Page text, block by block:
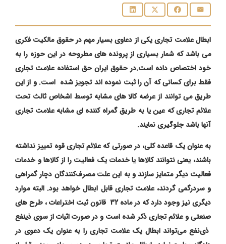
ابطال علامت تجاری یکی از دعاوی بسیار مهم در حقوق مالکیت فکری
می باشد که شمار بسیاری از پرونده های مطروحه در این حوزه را به
خود اختصاص داده است.در حقوق ایران حق استفاده علامت تجاری
فقط برای کسانی که آن را ثبت نموده اند تجویز شده است. و از این
طریق می توانند از عرضه کالا های مشابه توسط اشخاص ثالث تحت
علائم تجاری که عین یا به طریق گمراه کننده ای مشابه علامت تجاری
آنها باشد جلوگیری نمایند.
به عنوان یک قاعده کلی، در صورتی که علائم تجاری قوه تمییز نداشته
باشند، یعنی نتوانند کالاها یا خدمات یک فعالیت را از کالاها و خدمات
فعالیت دیگر متمایز سازند و به این علت مصرف‌کنندگان دچار گمراهی
و سردرگمی گردند، علامت تجاری قابل ابطال خواهد بود. البته موارد
دیگری نیز وجود دارد که در ماده 32 قانون ثبت اختراعات ، طرح های
صنعتی و علائم تجاری ذکر شده است و در صورت اثبات از سوی ذینفع
ذی‌نفع می‌تواند ابطال یک علامت تجاری را به عنوان یک دعوی در